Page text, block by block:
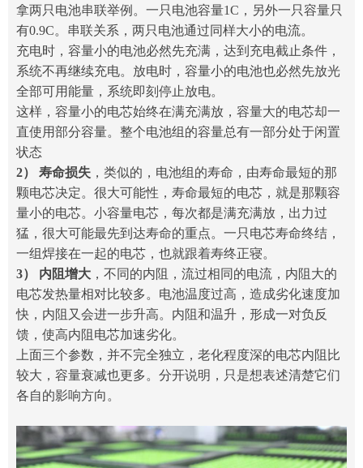
拿两只电池串联举例。一只电池容量1C，另外一只容量只
有0.9C。串联关系，两只电池通过同样大小的电流。
充电时，容量小的电池必然先充满，达到充电截止条件，
系统不再继续充电。放电时，容量小的电池也必然先放光
全部可用能量，系统即刻停止放电。
这样，容量小的电芯始终在满充满放，容量大的电芯却一
直使用部分容量。整个电池组的容量总有一部分处于闲置
状态
2） 寿命损失 ，类似的，电池组的寿命，由寿命最短的那
颗电芯决定。很大可能性，寿命最短的电芯，就是那颗容
量小的电芯。小容量电芯，每次都是满充满放，出力过
猛，很大可能最先到达寿命的重点。一只电芯寿命终结，
一组焊接在一起的电芯，也就跟着寿终正寝。
3） 内阻增大 ，不同的内阻，流过相同的电流，内阻大的
电芯发热量相对比较多。电池温度过高，造成劣化速度加
快，内阻又会进一步升高。内阻和温升，形成一对负反
馈，使高内阻电芯加速劣化。
上面三个参数，并不完全独立，老化程度深的电芯内阻比
较大，容量衰减也更多。分开说明，只是想表述清楚它们
各自的影响方向。